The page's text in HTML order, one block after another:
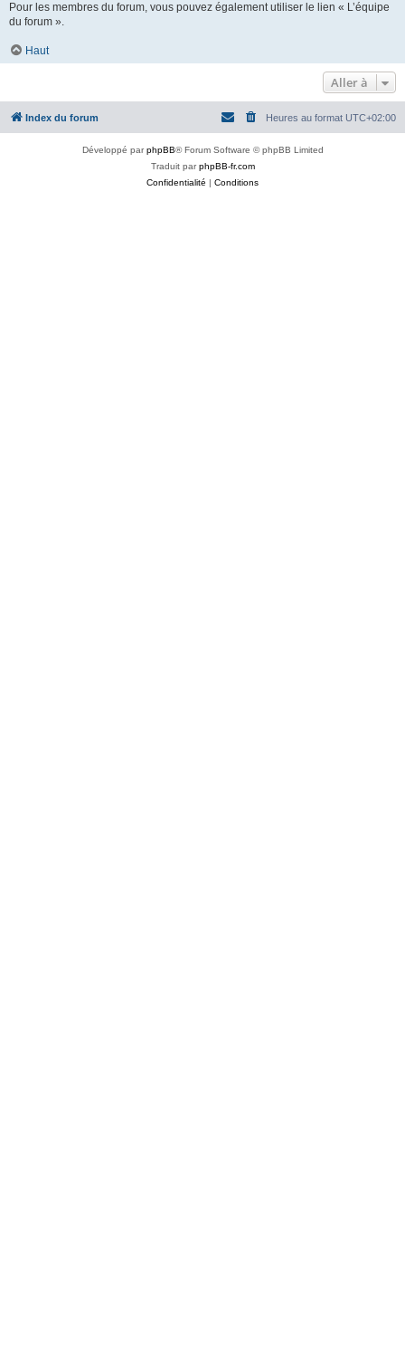
Pour les membres du forum, vous pouvez également utiliser le lien « L’équipe
du forum ».
Haut
Aller à
Index du forum Heures au format UTC+02:00
Développé parphpBB® Forum Software © phpBB Limited
Traduit parphpBB-fr.com
Confidentialité | Conditions